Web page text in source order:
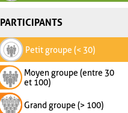
PARTICIPANTS
Petit groupe (< 30)
Moyen groupe (entre 30
et 100)
Grand groupe (> 100)